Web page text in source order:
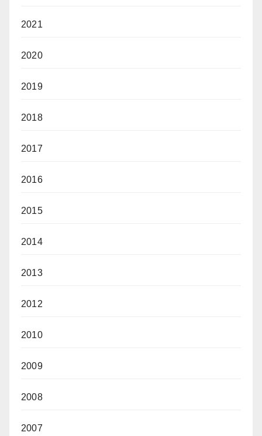
2021
2020
2019
2018
2017
2016
2015
2014
2013
2012
2010
2009
2008
2007